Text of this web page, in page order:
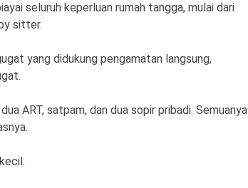
seluruh keperluan rumah tangga, mulai dari
sitter.
yang didukung pengamatan langsung,
ART, satpam, dan dua sopir pribadi. Semuanya